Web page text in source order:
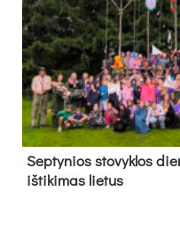
Sep­ty­nios sto­vyk­los
iš­ti­ki­mas lie­tus